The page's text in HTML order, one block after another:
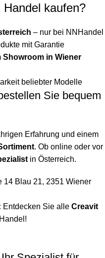
kaufen?
– nur bei NNHandel
mit Garantie
Showroom in Wiener
beliebter Modelle
Sie bequem
Erfahrung und einem
. Ob online oder vor
in Österreich.
14 Blau 21, 2351 Wiener
Entdecken Sie alle Creavit